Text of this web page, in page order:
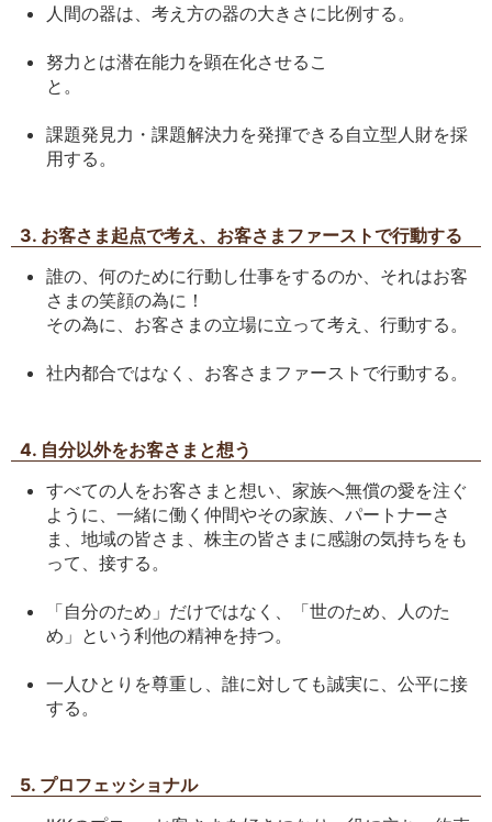
人間の器は、考え方の器の大きさに比例する。
努力とは潜在能力を顕在化させるこ
と。
課題発見力・課題解決力を発揮できる自立型人財を採
用する。
3. お客さま起点で考え、お客さまファーストで行動する
誰の、何のために行動し仕事をするのか、それはお客
さまの笑顔の為に！
その為に、お客さまの立場に立って考え、行動する。
社内都合ではなく、お客さまファーストで行動する。
4. 自分以外をお客さまと想う
すべての人をお客さまと想い、家族へ無償の愛を注ぐ
ように、一緒に働く仲間やその家族、パートナーさ
ま、地域の皆さま、株主の皆さまに感謝の気持ちをも
って、接する。
「自分のため」だけではなく、「世のため、人のた
め」という利他の精神を持つ。
一人ひとりを尊重し、誰に対しても誠実に、公平に接
する。
5. プロフェッショナル